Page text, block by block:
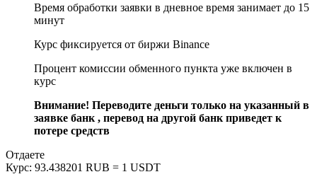
Время обработки заявки в дневное время занимает до 15
минут
Курс фиксируется от биржи Binance
Процент комиссии обменного пункта уже включен в
курс
Внимание! Переводите деньги только на указанный в
заявке банк , перевод на другой банк приведет к
потере средств
Отдаете
Курс: 93.438201 RUB = 1 USDT